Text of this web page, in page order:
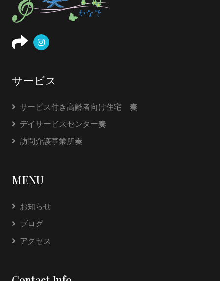
サービス
サービス付き高齢者向け住宅 奏
デイサービスセンター奏
訪問介護事業所奏
MENU
お知らせ
ブログ
アクセス